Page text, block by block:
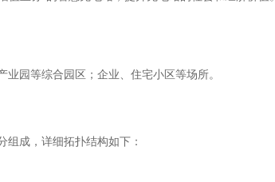
园等综合园区；企业、住宅小区等场所。
成，详细拓扑结构如下：